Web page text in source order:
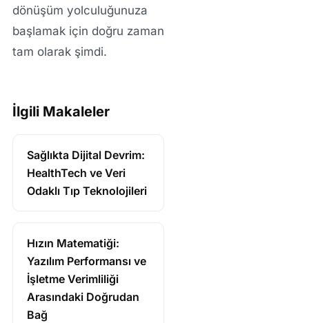
dönüşüm yolculuğunuza
başlamak için doğru zaman
tam olarak şimdi.
İlgili Makaleler
Sağlıkta Dijital Devrim:
HealthTech ve Veri
Odaklı Tıp Teknolojileri
Hızın Matematiği:
Yazılım Performansı ve
İşletme Verimliliği
Arasındaki Doğrudan
Bağ